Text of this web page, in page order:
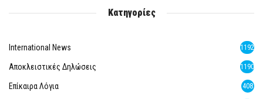
Κατηγορίες
International News 1192
Αποκλειστικές Δηλώσεις 1190
Επίκαιρα Λόγια 408